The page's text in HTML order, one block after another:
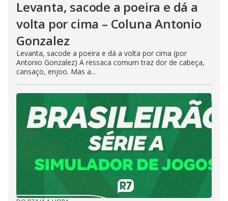
Levanta, sacode a poeira e dá a
volta por cima – Coluna Antonio
Gonzalez
Levanta, sacode a poeira e dá a volta por cima (por
Antonio Gonzalez) A ressaca comum traz dor de cabeça,
cansaço, enjoo. Mas a...